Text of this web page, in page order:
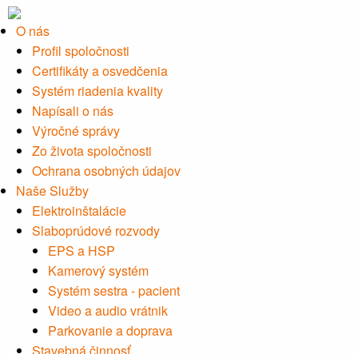
O nás
Profil spoločnosti
Certifikáty a osvedčenia
Systém riadenia kvality
Napísali o nás
Výročné správy
Zo života spoločnosti
Ochrana osobných údajov
Naše Služby
Elektroinštalácie
Slaboprúdové rozvody
EPS a HSP
Kamerový systém
Systém sestra - pacient
Video a audio vrátnik
Parkovanie a doprava
Stavebná činnosť